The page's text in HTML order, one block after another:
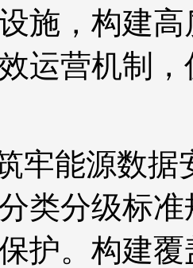
施，构建
运营机制
牢能源数
类分级标
护。构建